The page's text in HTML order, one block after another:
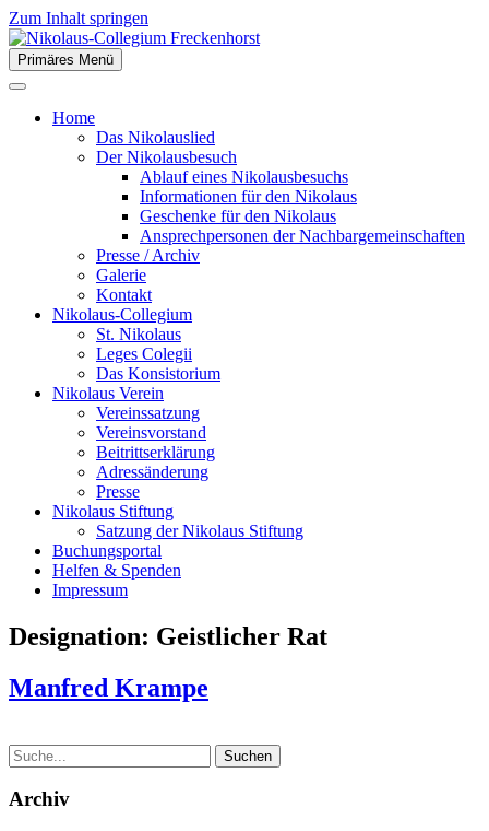
Zum Inhalt springen
Nikolaus-Collegium
Freckenhorst
der Stiftsstadt Freckenhorst e.V.
Primäres Menü
Home
Das Nikolauslied
Der Nikolausbesuch
Ablauf eines Nikolausbesuchs
Informationen für den Nikolaus
Geschenke für den Nikolaus
Ansprechpersonen der Nachbargemeinschaften
Presse / Archiv
Galerie
Kontakt
Nikolaus-Collegium
St. Nikolaus
Leges Colegii
Das Konsistorium
Nikolaus Verein
Vereinssatzung
Vereinsvorstand
Beitrittserklärung
Adressänderung
Presse
Nikolaus Stiftung
Satzung der Nikolaus Stiftung
Buchungsportal
Helfen & Spenden
Impressum
Designation: Geistlicher Rat
Manfred Krampe
Archiv